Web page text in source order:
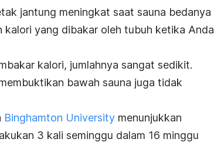
jantung meningkat saat sauna bedanya
yang dibakar oleh tubuh ketika Anda
kalori, jumlahnya sangat sedikit.
bawah sauna juga tidak
Binghamton University menunjukkan
3 kali seminggu dalam 16 minggu